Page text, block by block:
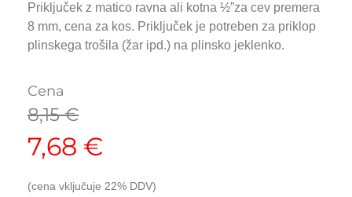
Priključek z matico ravna ali kotna ½”za cev premera
8 mm, cena za kos. Priključek je potreben za priklop
plinskega trošila (žar ipd.) na plinsko jeklenko.
Cena
8,15€
7,68 €
(cena vključuje 22% DDV)